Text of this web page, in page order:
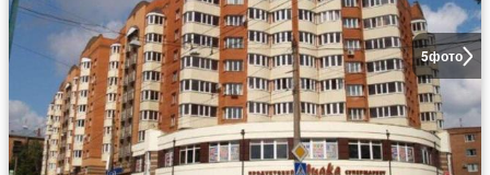
5фото